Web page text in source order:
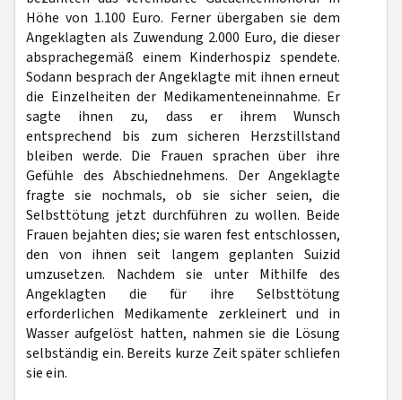
Höhe von 1.100 Euro. Ferner übergaben sie dem
Angeklagten als Zuwendung 2.000 Euro, die dieser
absprachegemäß einem Kinderhospiz spendete.
Sodann besprach der Angeklagte mit ihnen erneut
die Einzelheiten der Medikamenteneinnahme. Er
sagte ihnen zu, dass er ihrem Wunsch
entsprechend bis zum sicheren Herzstillstand
bleiben werde. Die Frauen sprachen über ihre
Gefühle des Abschiednehmens. Der Angeklagte
fragte sie nochmals, ob sie sicher seien, die
Selbsttötung jetzt durchführen zu wollen. Beide
Frauen bejahten dies; sie waren fest entschlossen,
den von ihnen seit langem geplanten Suizid
umzusetzen. Nachdem sie unter Mithilfe des
Angeklagten die für ihre Selbsttötung
erforderlichen Medikamente zerkleinert und in
Wasser aufgelöst hatten, nahmen sie die Lösung
selbständig ein. Bereits kurze Zeit später schliefen
sie ein.